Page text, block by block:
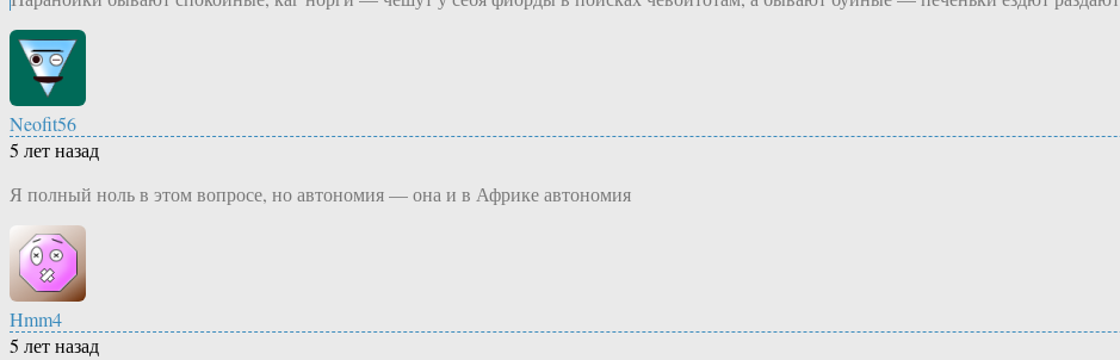
Neofit56
5 лет назад
Я полный ноль в этом вопросе, но автономия — она и в Африке автономия
Hmm4
5 лет назад